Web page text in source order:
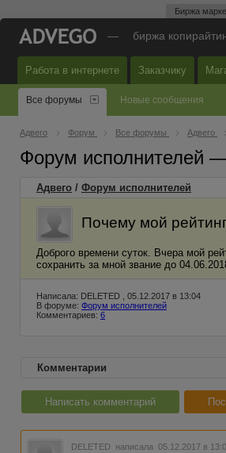
Биржа
— биржа
Работа в интернете Заказчику
Все форумы Новые сообщения
Адвего Форум Все форумы Адвего
Форум исполнителей
Адвего / Форум исполнителей
Почему мой
Доброго времени суток. Вчера мой
сохранить за мной звание до
Написала: DELETED , 05.12.2017 в 13:04
В форуме: Форум исполнителей
Комментариев: 6
Комментарии
Написать комментарий
DELETED написала 05.12.2017 в